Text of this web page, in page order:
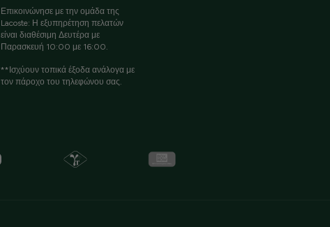
Επικοινώνησε με την ομάδα της
Lacoste: Η εξυπηρέτηση πελατών
είναι διαθέσιμη Δευτέρα με
Παρασκευή 10:00 με 16:00.
**Ισχύουν τοπικά έξοδα ανάλογα με
τον πάροχο του τηλεφώνου σας.